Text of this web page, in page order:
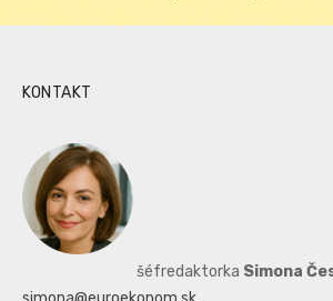
KONTAKT
šéfredaktorka Simona